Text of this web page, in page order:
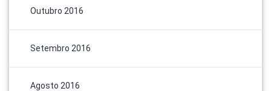
Outubro 2016
Setembro 2016
Agosto 2016